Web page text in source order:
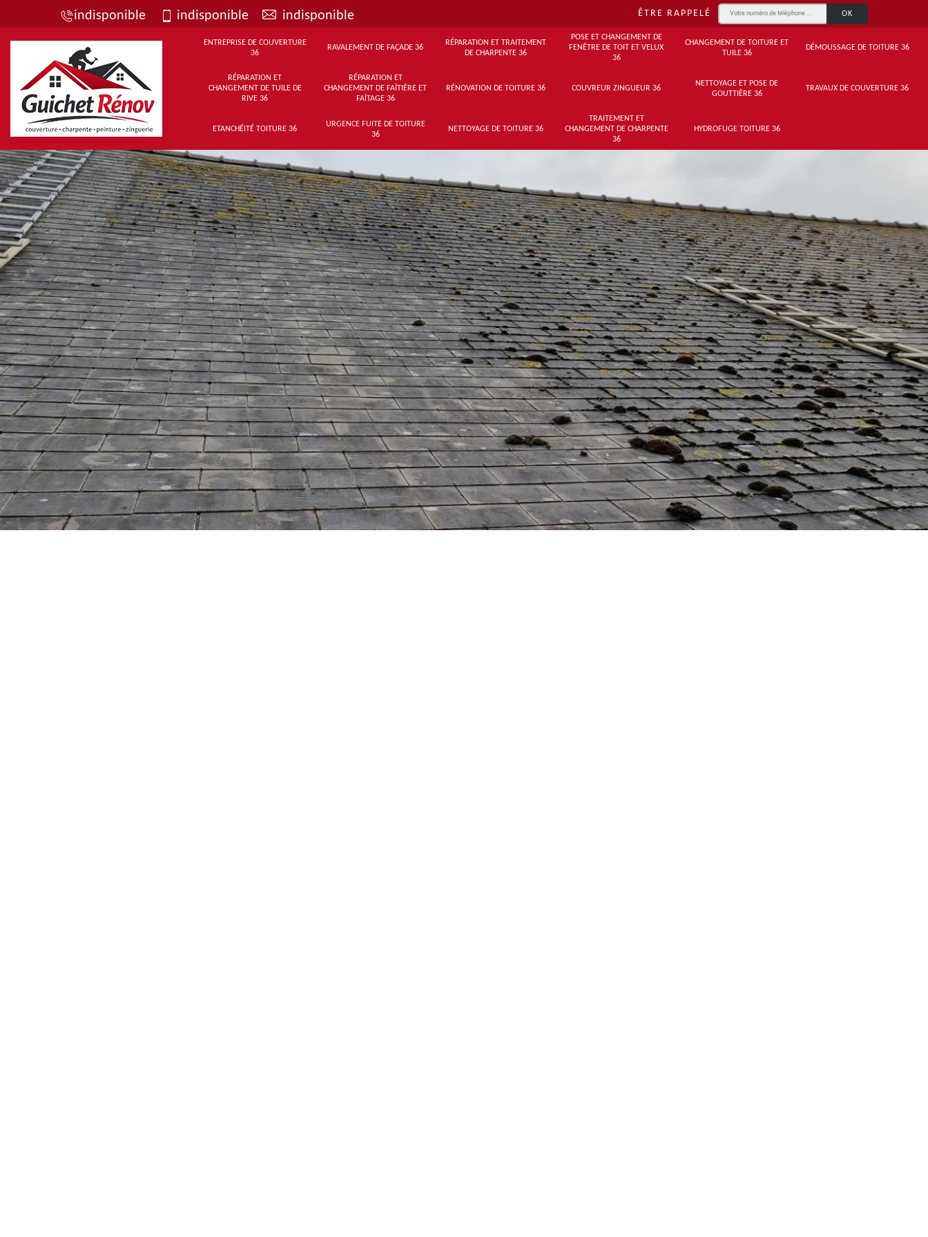
indisponible indisponible indisponible ÊTRE RAPPELÉ
ENTREPRISE DE COUVERTURE
36
RAVALEMENT DE FAÇADE 36
RÉPARATION ET TRAITEMENT
DE CHARPENTE 36
POSE ET CHANGEMENT DE
FENÊTRE DE TOIT ET VELUX
36
CHANGEMENT DE TOITURE ET
TUILE 36
DÉMOUSSAGE DE TOITURE 36
RÉPARATION ET
CHANGEMENT DE TUILE DE
RIVE 36
RÉPARATION ET
CHANGEMENT DE FAÎTIÈRE ET
FAÎTAGE 36
RÉNOVATION DE TOITURE 36 COUVREUR ZINGUEUR 36
NETTOYAGE ET POSE DE
GOUTTIÈRE 36
TRAVAUX DE COUVERTURE 36
ETANCHÉITÉ TOITURE 36
URGENCE FUITE DE TOITURE
36
NETTOYAGE DE TOITURE 36
TRAITEMENT ET
CHANGEMENT DE CHARPENTE
36
HYDROFUGE TOITURE 36